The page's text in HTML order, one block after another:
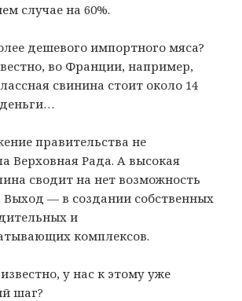
случае на 60%.
дешевого импортного мяса?
во Франции, например,
свинина стоит около 14
правительства не
Верховная Рада. А высокая
сводит на нет возможность
Выход — в создании собственных
и
комплексов.
у нас к этому уже
шаг?